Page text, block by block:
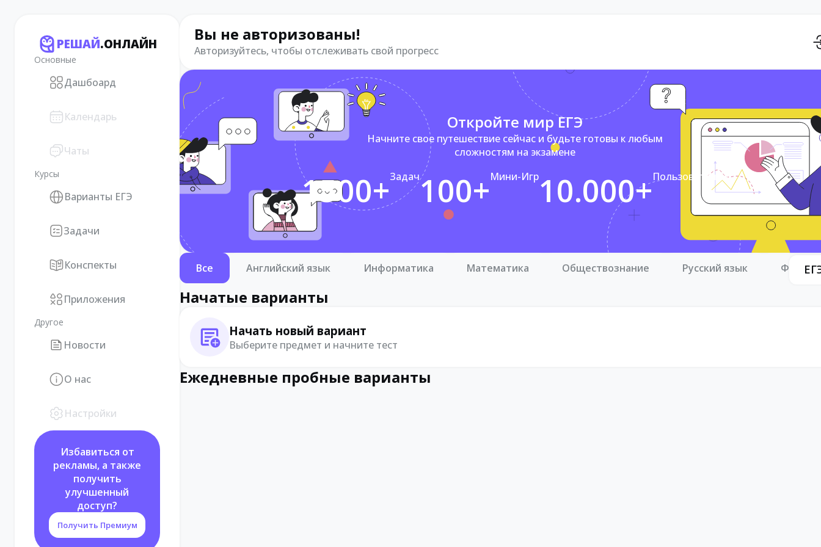
РЕШАЙ.ОНЛАЙН
Основные
Дашбоард
Календарь
Чаты
Курсы
Варианты ЕГЭ
Задачи
Конспекты
Приложения
Другое
Новости
О нас
Настройки
Избавиться от
рекламы, а также
получить
улучшенный
доступ?
Получить Премиум
Вы не авторизованы!
Авторизуйтесь, чтобы отслеживать свой прогресс
Откройте мир ЕГЭ
Начните свое путешествие сейчас и будьте готовы к любым
сложностям на экзамене
1500+Задач100+Мини-Игр10.000+Пользователей
Все Английский язык Информатика Математика Обществознание Русский язык Физика
Начатые варианты
Начать новый вариант
Выберите предмет и начните тест
Ежедневные пробные варианты